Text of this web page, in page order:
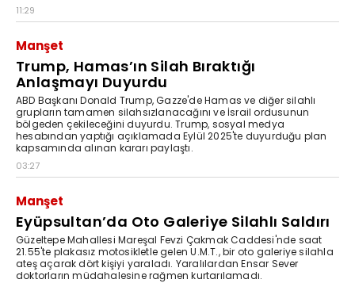
11:29
Manşet
Trump, Hamas’ın Silah Bıraktığı
Anlaşmayı Duyurdu
ABD Başkanı Donald Trump, Gazze'de Hamas ve diğer silahlı
grupların tamamen silahsızlanacağını ve İsrail ordusunun
bölgeden çekileceğini duyurdu. Trump, sosyal medya
hesabından yaptığı açıklamada Eylül 2025'te duyurduğu plan
kapsamında alınan kararı paylaştı.
03:27
Manşet
Eyüpsultan’da Oto Galeriye Silahlı Saldırı
Güzeltepe Mahallesi Mareşal Fevzi Çakmak Caddesi'nde saat
21.55'te plakasız motosikletle gelen U.M.T., bir oto galeriye silahla
ateş açarak dört kişiyi yaraladı. Yaralılardan Ensar Sever
doktorların müdahalesine rağmen kurtarılamadı.